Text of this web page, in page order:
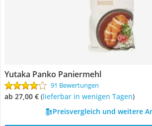
Yutaka Panko Paniermehl
91 Bewertungen
ab 27,00 € ( Lieferbar in wenigen Tagen)
Preisvergleich und weitere